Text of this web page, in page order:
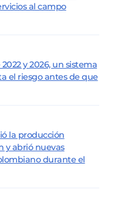
al campo
y 2026, un sistema
el riesgo antes de que
la producción
y abrió nuevas
durante el